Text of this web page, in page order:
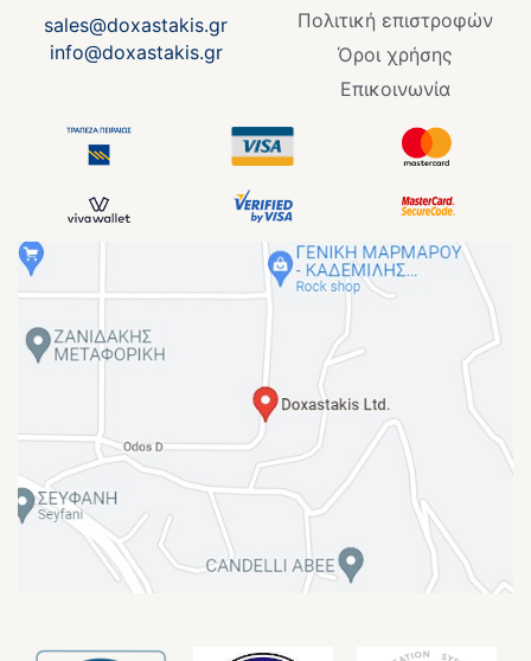
sales@doxastakis.gr
info@doxastakis.gr
Πολιτική επιστροφών
Όροι χρήσης
Επικοινωνία